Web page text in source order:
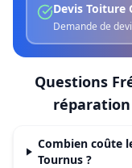
Devis Toiture
Demande de
Questions
Combien coûte
Tournus ?